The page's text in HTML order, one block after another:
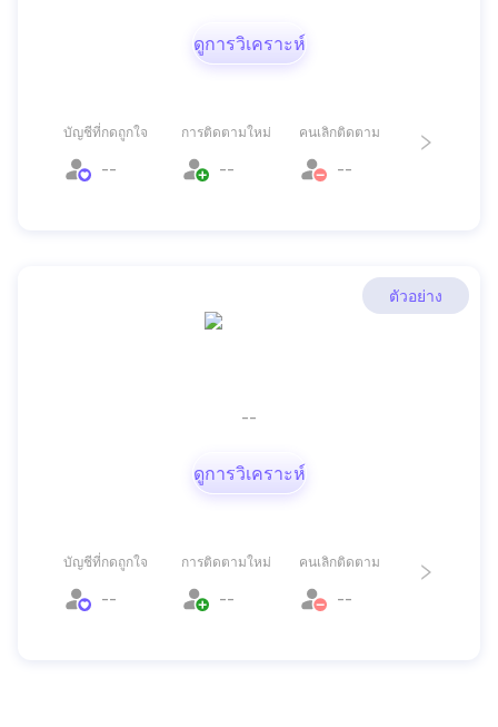
ดูการวิเคราะห์
บัญชีที่กดถูกใจ
--
การติดตามใหม่
--
คนเลิกติดตาม
--
--
ดูการวิเคราะห์
บัญชีที่กดถูกใจ
--
การติดตามใหม่
--
คนเลิกติดตาม
--
ตัวอย่าง